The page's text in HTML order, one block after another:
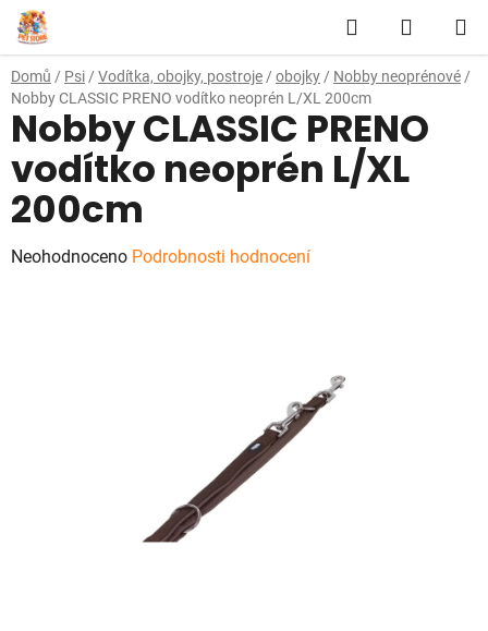
Přejít
na
obsah
Hledat
KOŠÍK
Domů / Psi / Vodítka, obojky, postroje / obojky / Nobby neoprénové /
Nobby CLASSIC PRENO vodítko neoprén L/XL 200cm
Nobby CLASSIC PRENO
vodítko neoprén L/XL
200cm
Průměrné
Neohodnoceno Podrobnosti hodnocení